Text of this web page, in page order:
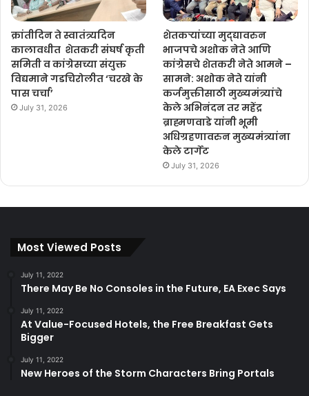
क्रांतीदिन ते स्वातंत्र्यदिन
कालावधीत शेतकरी संघर्ष कृती
समिती व कांग्रेसच्या संयुक्त
विद्यमाने गडचिरोलीत ‘चरखे के
पास चर्चा’
July 31, 2026
शेतकऱ्यांच्या मुद्द्यावरुन
भाजपचे अशोक नेते आणि
कांग्रेसचे शेतकरी नेते आमने –
सामने: अशोक नेते यांनी
कर्जमुक्तीसाठी मुख्यमंत्र्यांचे
केले अभिनंदन तर महेंद्र
ब्राह्मणवाडे यांनी भूमी
अधिग्रहणावरुन मुख्यमंत्र्यांना
केले टार्गेट
July 31, 2026
Most Viewed Posts
July 11, 2022
There May Be No Consoles in the Future, EA Exec Says
July 11, 2022
At Value-Focused Hotels, the Free Breakfast Gets
Bigger
July 11, 2022
New Heroes of the Storm Characters Bring Portals